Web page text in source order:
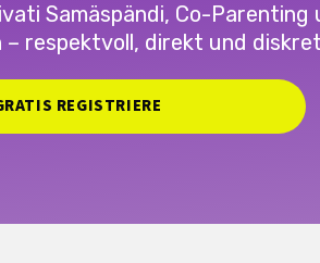
Samäspändi, Co-Parenting
– respektvoll, direkt und
REGISTRIERE